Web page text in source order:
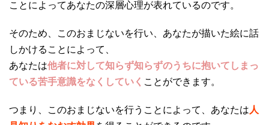
ことによってあなたの深層心理が表れているのです。
そのため、このおまじないを行い、あなたが描いた絵に話
しかけることによって、
あなたは他者に対して知らず知らずのうちに抱いてしまっ
ている苦手意識をなくしていく ことができます。
つまり、このおまじないを行うことによって、あなたは 人